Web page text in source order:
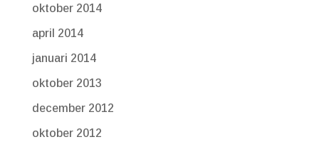
oktober 2014
april 2014
januari 2014
oktober 2013
december 2012
oktober 2012